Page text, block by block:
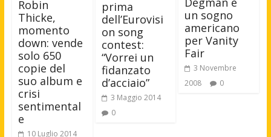
Robin
Thicke,
momento
down: vende
solo 650
copie del
suo album e
crisi
sentimental
e
10 Luglio 2014
prima
dell’Eurovisi
on song
contest:
“Vorrei un
fidanzato
d’acciaio”
3 Maggio 2014
0
un sogno
americano
per Vanity
Fair
3 Novembre
2008
0